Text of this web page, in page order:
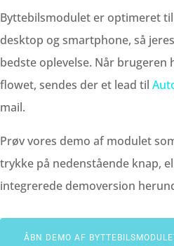
Byttebilsmodulet er optimeret
desktop og smartphone, så
bedste oplevelse. Når
flowet, sendes der et lead til
mail.
Prøv vores demo af modulet
trykke på nedenstående knap,
integrerede demoversion
ÅBN DEMO AF